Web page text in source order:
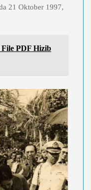
21 Oktober 1997,
PDF Hizib